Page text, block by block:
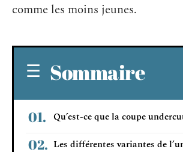
comme les moins jeunes.
Sommaire
Qu’est-ce que la coupe
Les différentes variantes de